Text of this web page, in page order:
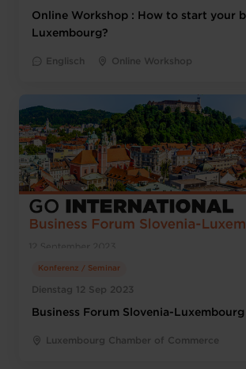
Online Workshop : How to start your
Luxembourg?
Englisch Online Workshop
Dienstag 12 Sep 2023
Konferenz / Seminar
Business Forum Slovenia-Luxembourg
Luxembourg Chamber of Commerce